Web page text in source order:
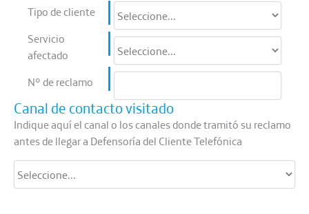
Tipo de cliente
Servicio
afectado
N° de reclamo
Canal de contacto visitado
Indique aquí el canal o los canales donde tramitó su reclamo
antes de llegar a Defensoría del Cliente Telefónica